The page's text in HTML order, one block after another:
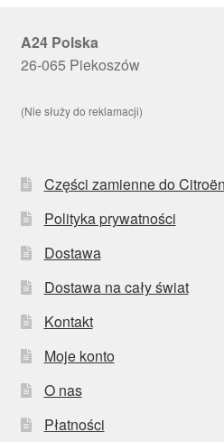
A24 Polska
26-065 Piekoszów
(Nie służy do reklamacji)
Części zamienne do
Polityka prywatności
Dostawa
Dostawa na cały świat
Kontakt
Moje konto
O nas
Płatności